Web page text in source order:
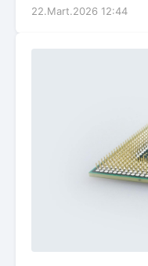
22.Mart.2026 12:44